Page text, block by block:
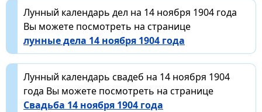
Лунный календарь дел на 14 ноября 1904 года
Вы можете посмотреть на странице
лунные дела 14 ноября 1904 года
Лунный календарь свадеб на 14 ноября 1904
года Вы можете посмотреть на странице
Свадьба 14 ноября 1904 года